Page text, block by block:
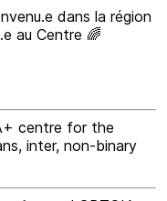
dans la région
au Centre 🌈
centre for the
inter, non-binary